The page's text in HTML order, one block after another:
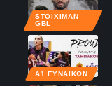
STOIXIMAN
GBL
Α1 ΓΥΝΑΙΚΏΝ